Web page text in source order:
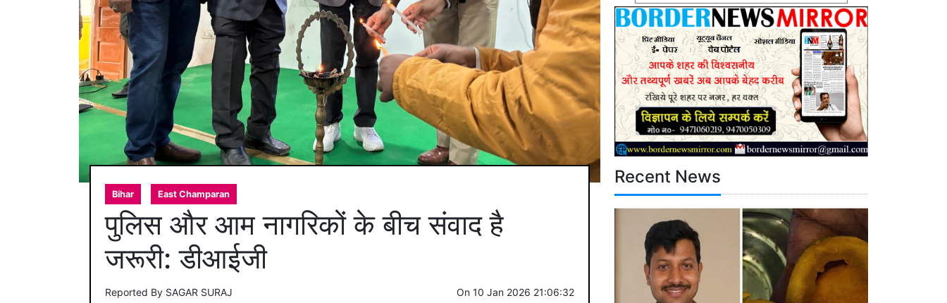
Bihar East Champaran
पुलिस और आम नागरिकों के बीच संवाद है
जरूरी: डीआईजी
Reported By SAGAR SURAJ
On 10 Jan 2026 21:06:32
Recent News